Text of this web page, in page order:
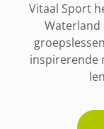
Vitaal Sport
Waterland
inspirerende